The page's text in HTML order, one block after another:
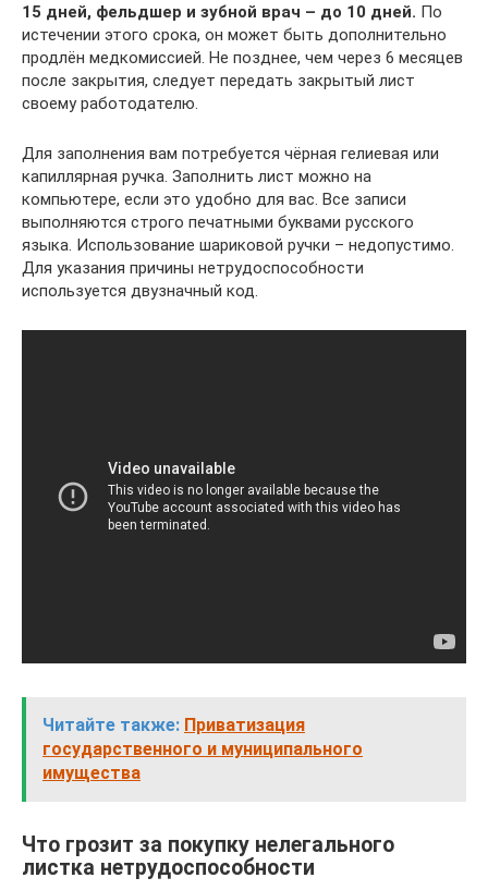
15 дней, фельдшер и зубной врач – до 10 дней. По
истечении этого срока, он может быть дополнительно
продлён медкомиссией. Не позднее, чем через 6 месяцев
после закрытия, следует передать закрытый лист
своему работодателю.
Для заполнения вам потребуется чёрная гелиевая или
капиллярная ручка. Заполнить лист можно на
компьютере, если это удобно для вас. Все записи
выполняются строго печатными буквами русского
языка. Использование шариковой ручки – недопустимо.
Для указания причины нетрудоспособности
используется двузначный код.
Читайте также: Приватизация
государственного и муниципального
имущества
Что грозит за покупку нелегального
листка нетрудоспособности